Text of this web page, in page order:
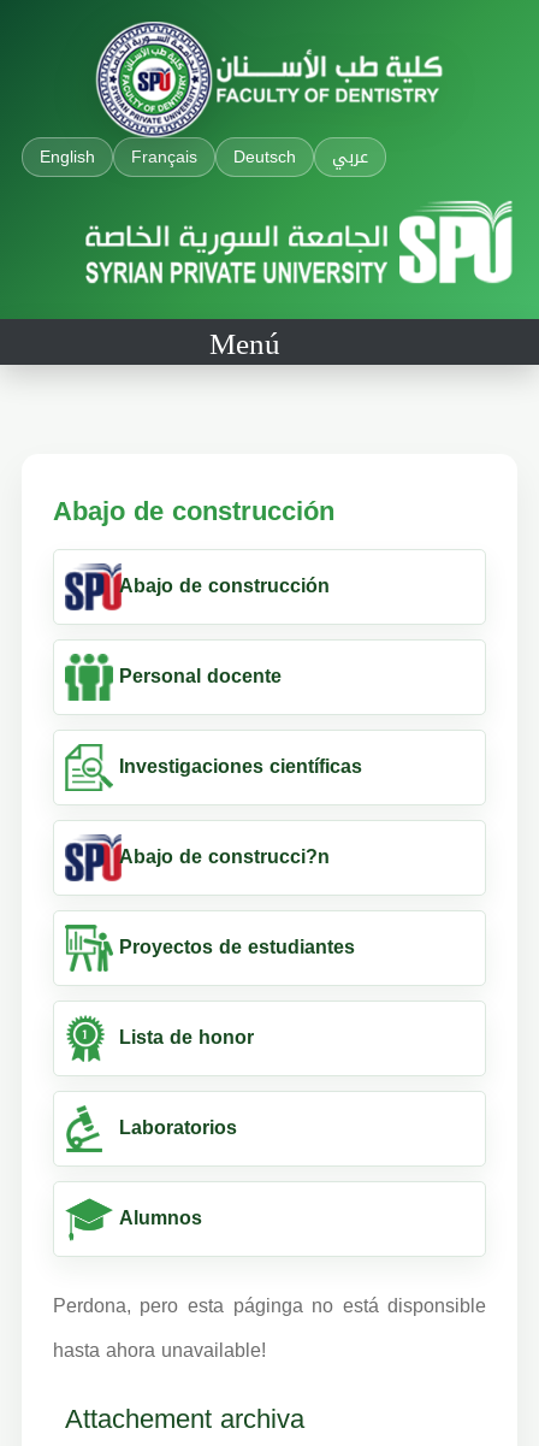
English Français Deutsch عربي
Menú
Abajo de construcción
Abajo de construcción
Personal docente
Investigaciones científicas
Abajo de construcci?n
Proyectos de estudiantes
Lista de honor
Laboratorios
Alumnos
Perdona, pero esta páginga no está disponsible
hasta ahora unavailable!
Attachement archiva